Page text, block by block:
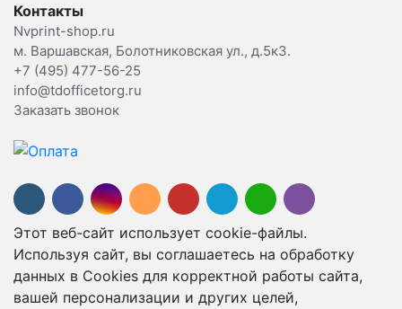
Контакты
Nvprint-shop.ru
м. Варшавская, Болотниковская ул., д.5к3.
+7 (495) 477-56-25
info@tdofficetorg.ru
Заказать звонок
Этот веб-сайт использует cookie-файлы.
Используя сайт, вы соглашаетесь на обработку
данных в Cookies для корректной работы сайта,
вашей персонализации и других целей,